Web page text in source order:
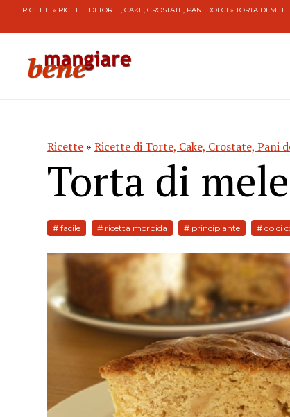
RICETTE » RICETTE DI TORTE, CAKE, CROSTATE, PANI DOLCI » TORTA DI
Ricette » Ricette di Torte, Cake, Crostate, Pani
Torta di
# facile # ricetta morbida # principiante # dolci